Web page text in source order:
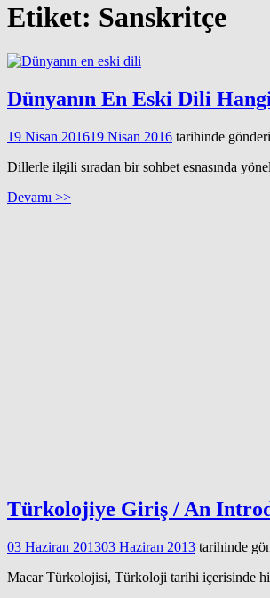
Etiket: Sanskritçe
Dünyanın En Eski Dili
19 Nisan 201619 Nisan 2016 tarihinde
Dillerle ilgili sıradan bir sohbet esnasında
Devamı >>
Türkolojiye Giriş / An
03 Haziran 201303 Haziran 2013 tarihinde
Macar Türkolojisi, Türkoloji tarihi içerisinde